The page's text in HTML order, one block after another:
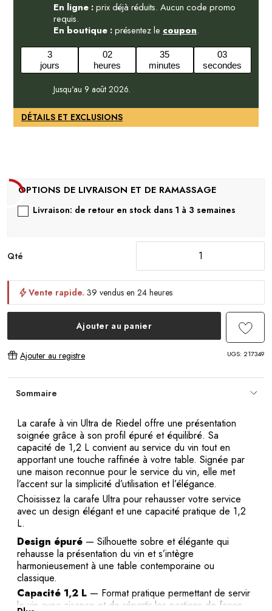
En ligne :prix déjà réduits. Aucun code promo
requis.
En boutique :présentez le coupon.
3
jours
02
heures
35
minutes
03
secondes
Jusqu'au 9 août 2026.
DÉTAILS ET EXCLUSIONS
Livraison: de retour en stock dans 1 à 3 semaines
Qté
Vente rapide. 39 vendus en 24 heures
Ajouter au panier
Ajouter au registre UGS: 217349
Sommaire
La carafe à vin Ultra de Riedel offre une présentation
soignée grâce à son profil épuré et équilibré. Sa
capacité de 1,2 L convient au service du vin tout en
apportant une touche raffinée à votre table. Signée par
une maison reconnue pour le service du vin, elle met
l’accent sur la simplicité d’utilisation et l’élégance.
Choisissez la carafe Ultra pour rehausser votre service
avec un design élégant et une capacité pratique de 1,2
L.
Design épuré — Silhouette sobre et élégante qui
rehausse la présentation du vin et s’intègre
harmonieusement à une table contemporaine ou
classique.
Capacité 1,2 L — Format pratique permettant de servir
le vin avec aisance et de répartir les portions de façon